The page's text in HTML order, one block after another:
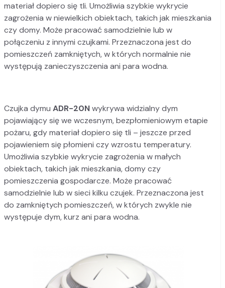
materiał dopiero się tli. Umożliwia szybkie wykrycie
zagrożenia w niewielkich obiektach, takich jak mieszkania
czy domy. Może pracować samodzielnie lub w
połączeniu z innymi czujkami. Przeznaczona jest do
pomieszczeń zamkniętych, w których normalnie nie
występują zanieczyszczenia ani para wodna.
Czujka dymu ADR-20Nwykrywa widzialny dym
pojawiający się we wczesnym, bezpłomieniowym etapie
pożaru, gdy materiał dopiero się tli – jeszcze przed
pojawieniem się płomieni czy wzrostu temperatury.
Umożliwia szybkie wykrycie zagrożenia w małych
obiektach, takich jak mieszkania, domy czy
pomieszczenia gospodarcze. Może pracować
samodzielnie lub w sieci kilku czujek. Przeznaczona jest
do zamkniętych pomieszczeń, w których zwykle nie
występuje dym, kurz ani para wodna.